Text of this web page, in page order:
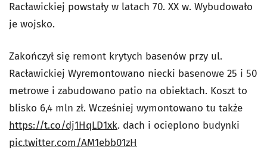
Racławickiej powstały w latach 70. XX w. Wybudowało
je wojsko.
Zakończył się remont krytych basenów przy ul.
Racławickiej Wyremontowano niecki basenowe 25 i 50
metrowe i zabudowano patio na obiektach. Koszt to
blisko 6,4 mln zł. Wcześniej wymontowano tu także
https://t.co/dj1HqLD1xk. dach i ocieplono budynki
pic.twitter.com/AM1ebb01zH